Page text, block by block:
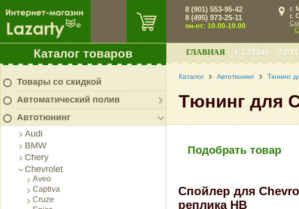
Каталог товаров
Товары со скидкой
Автоматический полив
Автотюнинг
Audi
BMW
Chery
Chevrolet
Aveo
Captiva
Cruze
8 (901) 553-95-42
8 (495) 973-25-11
пн-пт: 10.00-19.00
г.
г.
ГЛАВНАЯ СТАТЬИ
Каталог Автотюнинг Тюнинг
Тюнинг для
Подобрать товар
Спойлер для
реплика HB